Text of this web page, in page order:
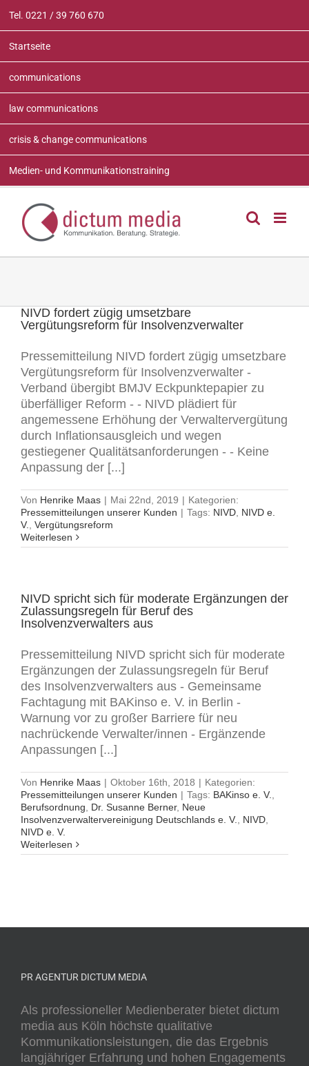
Inhalt
springen
Tel. 0221 / 39 760 670
Startseite
communications
law communications
crisis & change communications
Medien- und Kommunikationstraining
NIVD fordert zügig umsetzbare
Vergütungsreform für Insolvenzverwalter
Pressemitteilung NIVD fordert zügig umsetzbare
Vergütungsreform für Insolvenzverwalter -
Verband übergibt BMJV Eckpunktepapier zu
überfälliger Reform - - NIVD plädiert für
angemessene Erhöhung der Verwaltervergütung
durch Inflationsausgleich und wegen
gestiegener Qualitätsanforderungen - - Keine
Anpassung der [...]
Von Henrike Maas | Mai 22nd, 2019 | Kategorien:
Pressemitteilungen unserer Kunden | Tags: NIVD NIVD e.
V.
Vergütungsreform
Weiterlesen
NIVD spricht sich für moderate Ergänzungen der
Zulassungsregeln für Beruf des
Insolvenzverwalters aus
Pressemitteilung NIVD spricht sich für moderate
Ergänzungen der Zulassungsregeln für Beruf
des Insolvenzverwalters aus - Gemeinsame
Fachtagung mit BAKinso e. V. in Berlin -
Warnung vor zu großer Barriere für neu
nachrückende Verwalter/innen - Ergänzende
Anpassungen [...]
Von Henrike Maas | Oktober 16th, 2018 | Kategorien:
Pressemitteilungen unserer Kunden | Tags: BAKinso e. V.
Berufsordnung
Dr. Susanne Berner, Neue
Insolvenzverwaltervereinigung Deutschlands e. V.
NIVD
NIVD e. V.
Weiterlesen
PR AGENTUR DICTUM MEDIA
Als professioneller Medienberater bietet dictum
media aus Köln höchste qualitative
Kommunikationsleistungen, die das Ergebnis
langjähriger Erfahrung und hohen Engagements